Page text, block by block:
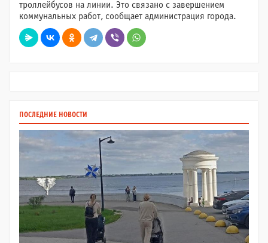
троллейбусов на линии. Это связано с завершением
коммунальных работ, сообщает администрация города.
ПОСЛЕДНИЕ НОВОСТИ